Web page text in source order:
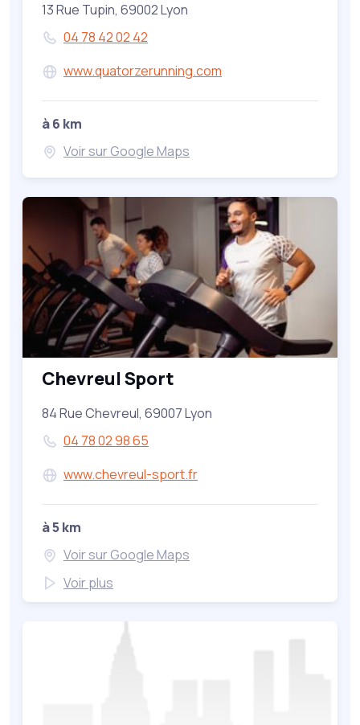
13 Rue Tupin, 69002 Lyon
04 78 42 02 42
www.quatorzerunning.com
à 6 km
Voir sur Google Maps
Chevreul Sport
84 Rue Chevreul, 69007 Lyon
04 78 02 98 65
www.chevreul-sport.fr
à 5 km
Voir sur Google Maps
Voir plus